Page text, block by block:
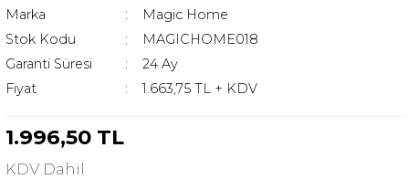
Marka
Magic Home
Stok Kodu
MAGICHOME018
Garanti Süresi
24 Ay
Fiyat
1.663,75 TL + KDV
1.996,50 TL
KDV Dahil